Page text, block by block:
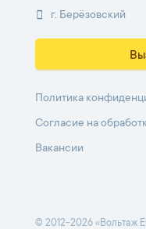
г. Берёзовский
Политика
Согласие на
Вакансии
© 2012-2026 «Вольтаж